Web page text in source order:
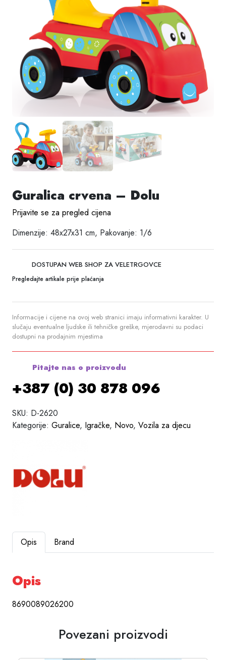
Guralica crvena – Dolu
Prijavite se za pregled cijena
Dimenzije: 48x27x31 cm, Pakovanje: 1/6
DOSTUPAN WEB SHOP ZA VELETRGOVCE
Pregledajte artikale prije plaćanja
Informacije i cijene na ovoj web stranici imaju informativni karakter. U
slučaju eventualne ljudske ili tehničke greške, mjerodavni su podaci
dostupni na prodajnim mjestima
Pitajte nas o proizvodu
+387 (0) 30 878 096
SKU: D-2620
Kategorije: Guralice, Igračke, Novo, Vozila za djecu
Opis Brand
Opis
8690089026200
Povezani proizvodi